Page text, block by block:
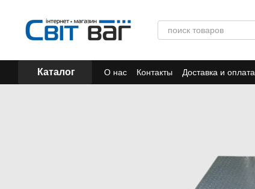
Каталог О нас Контакты Доставка и оплата
Отзывы
Акции